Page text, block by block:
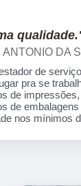
SILVA
na Gráfica
e
cartões e
tudo é de
detalhes